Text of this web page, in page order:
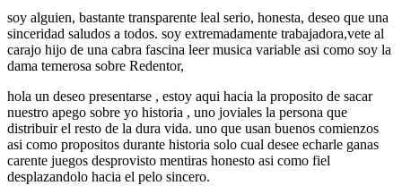
soy alguien, bastante transparente leal serio, honesta, deseo que una
sinceridad saludos a todos. soy extremadamente trabajadora,vete al
carajo hijo de una cabra fascina leer musica variable asi­ como soy la
dama temerosa sobre Redentor,
hola un deseo presentarse , estoy aqui hacia la proposito de sacar
nuestro apego sobre yo historia , uno joviales la persona que
distribuir el resto de la dura vida. uno que usan buenos comienzos
asi­ como propositos durante historia solo cual desee echarle ganas
carente juegos desprovisto mentiras honesto asi­ como fiel
desplazandolo hacia el pelo sincero.